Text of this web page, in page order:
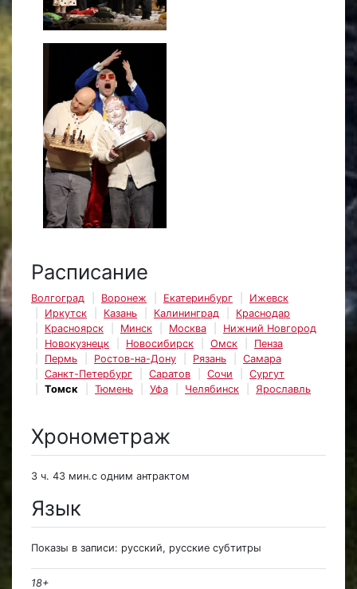
Расписание
Волгоград Воронеж Екатеринбург
Ижевск
Иркутск
Казань Калининград
Краснодар
Красноярск
Минск Москва
Нижний Новгород
Новокузнецк
Новосибирск Омск
Пенза
Пермь
Ростов-на-Дону Рязань
Самара
Санкт-Петербург
Саратов Сочи
Сургут
Томск
Тюмень Уфа Челябинск Ярославль
Хронометраж
3 ч. 43 мин.с одним антрактом
Язык
Показы в записи: русский, русские субтитры
18+